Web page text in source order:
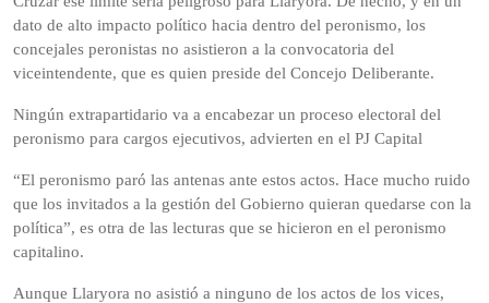
dato de alto impacto político hacia dentro del peronismo, los
concejales peronistas no asistieron a la convocatoria del
viceintendente, que es quien preside del Concejo Deliberante.
Ningún extrapartidario va a encabezar un proceso electoral del
peronismo para cargos ejecutivos, advierten en el PJ Capital
“El peronismo paró las antenas ante estos actos. Hace mucho ruido
que los invitados a la gestión del Gobierno quieran quedarse con la
política”, es otra de las lecturas que se hicieron en el peronismo
capitalino.
Aunque Llaryora no asistió a ninguno de los actos de los vices,